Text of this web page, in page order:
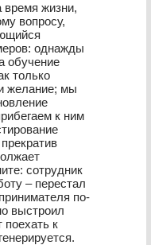
время жизни,
вопросу,
однажды
обучение
только
желание; мы
к ним
сотрудник
– перестал
по-
выстроил
поехать к